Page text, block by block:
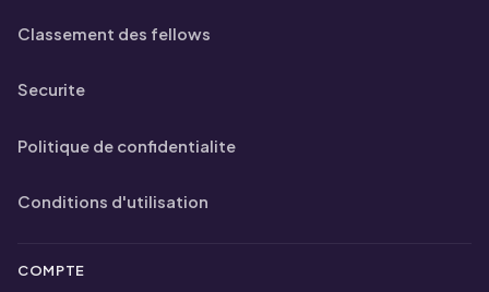
Classement des fellows
Securite
Politique de confidentialite
Conditions d'utilisation
COMPTE